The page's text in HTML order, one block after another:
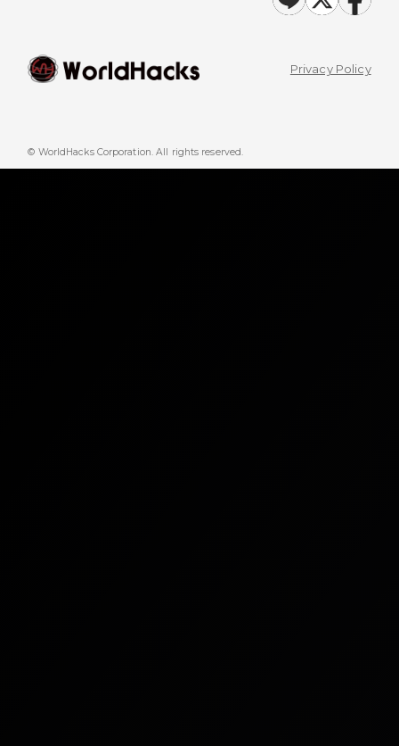
Privacy Policy
© WorldHacks Corporation. All rights reserved.